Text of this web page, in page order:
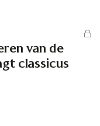
van de
classicus